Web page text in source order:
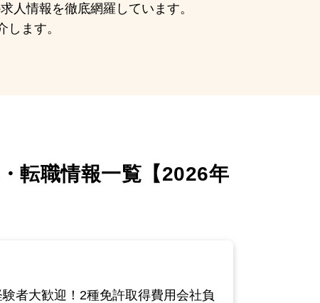
人情報を徹底網羅しています。
ます。
転職情報一覧【2026年
者大歓迎！2種免許取得費用会社負